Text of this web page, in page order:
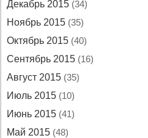
Декабрь 2015 (34)
Ноябрь 2015 (35)
Октябрь 2015 (40)
Сентябрь 2015 (16)
Август 2015 (35)
Июль 2015 (10)
Июнь 2015 (41)
Май 2015 (48)